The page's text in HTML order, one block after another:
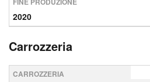
2020
Carrozzeria
CARROZZERIA